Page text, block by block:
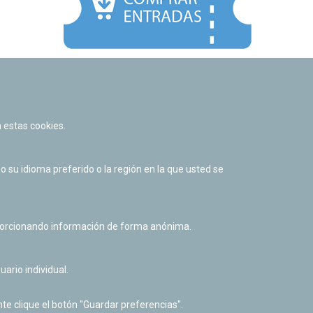
Política de cookies
Derecho de acceso a información pública
cookies.
su idioma preferido o la región en la que usted se
información de forma anónima.
individual.
clique el botón "Guardar preferencias".